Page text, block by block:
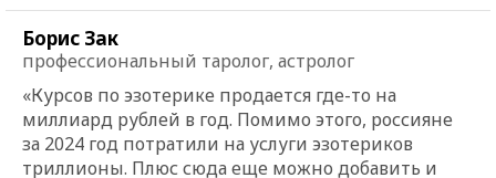
Борис Зак
профессиональный таролог, астролог
«Курсов по эзотерике продается где-то на
миллиард рублей в год. Помимо этого, россияне
за 2024 год потратили на услуги эзотериков
триллионы. Плюс сюда еще можно добавить и